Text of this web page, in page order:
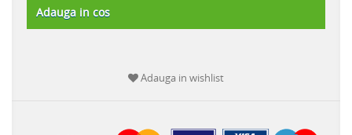
Adauga in cos
Adauga in wishlist